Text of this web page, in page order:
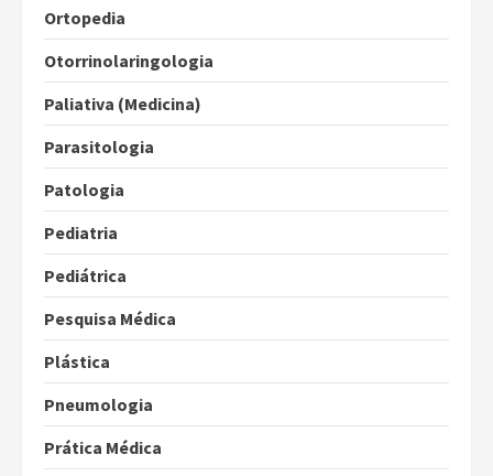
Ortopedia
Otorrinolaringologia
Paliativa (Medicina)
Parasitologia
Patologia
Pediatria
Pediátrica
Pesquisa Médica
Plástica
Pneumologia
Prática Médica